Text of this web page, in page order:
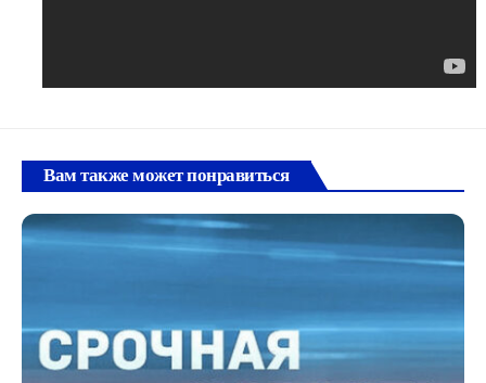
Вам также может понравиться